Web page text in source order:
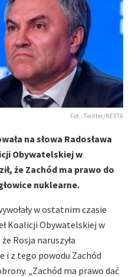
Fot.: Twitter/NEXTA
na słowa Radosława
Obywatelskiej w
że Zachód ma prawo do
nuklearne.
w ostatnim czasie
Koalicji Obywatelskiej w
Rosja naruszyła
i z tego powodu Zachód
„Zachód ma prawo dać